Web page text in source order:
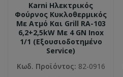
Karni Ηλεκτρικός
Φούρνος Κυκλοθερμικός
Με Ατμό Και Grill RA-103
6,2+2,5kW Με 4 GN Inox
1/1 (Εξουσιοδοτημένο
Service)
Κωδ. Προϊόντος: 82-0916